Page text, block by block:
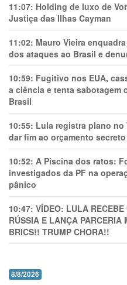
11:07: Holding de luxo de
Justiça das Ilhas Cayman
11:02: Mauro Vieira
dos ataques ao Brasil e
10:59: Fugitivo nos EUA,
a ciência e tenta sabotagem
Brasil
10:55: Lula registra plano no
dar fim ao orçamento
10:52: A Piscina dos ratos:
investigados da PF na
pânico
10:47: VÍDEO: LULA RECEBE
RÚSSIA E LANÇA PARCERIA
BRICS!! TRUMP CHORA!!
8/8/2026